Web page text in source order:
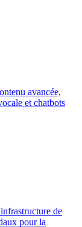
avancée,
et chatbots
de
pour la